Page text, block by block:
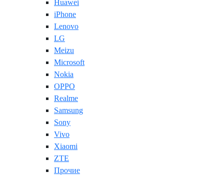
Huawei
iPhone
Lenovo
LG
Meizu
Microsoft
Nokia
OPPO
Realme
Samsung
Sony
Vivo
Xiaomi
ZTE
Прочие